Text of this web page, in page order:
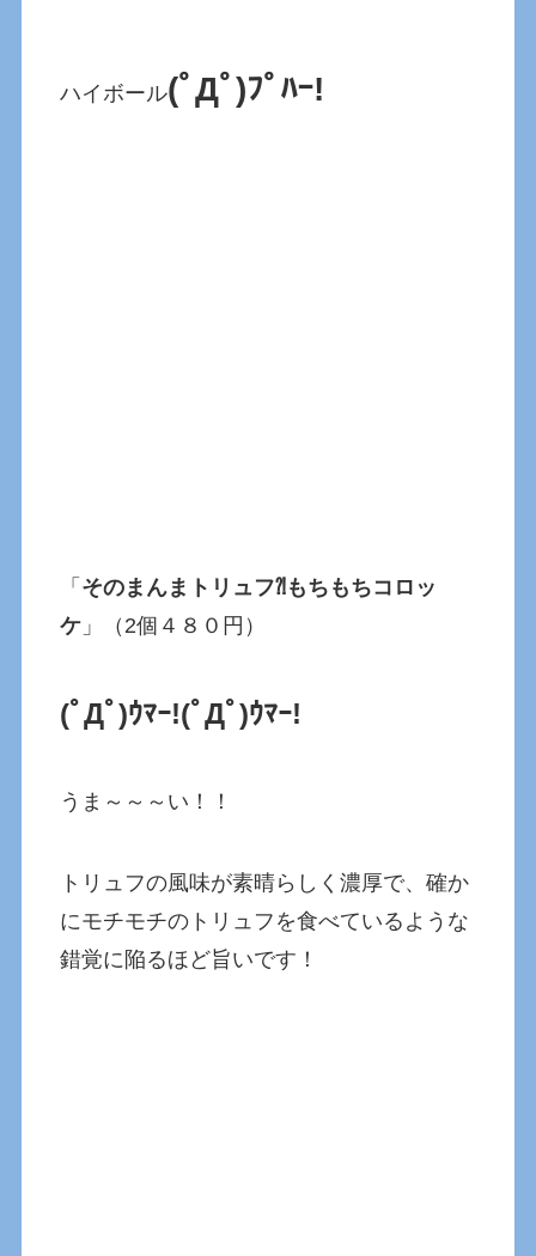
ハイボール(ﾟДﾟ)ﾌﾟﾊｰ!
「 そのまんまトリュフ⁈もちもちコロッ
ケ 」（2個４８０円）
(ﾟДﾟ)ｳﾏｰ!(ﾟДﾟ)ｳﾏｰ!
うま～～～い！！
トリュフの風味が素晴らしく濃厚で、確か
にモチモチのトリュフを食べているような
錯覚に陥るほど旨いです！